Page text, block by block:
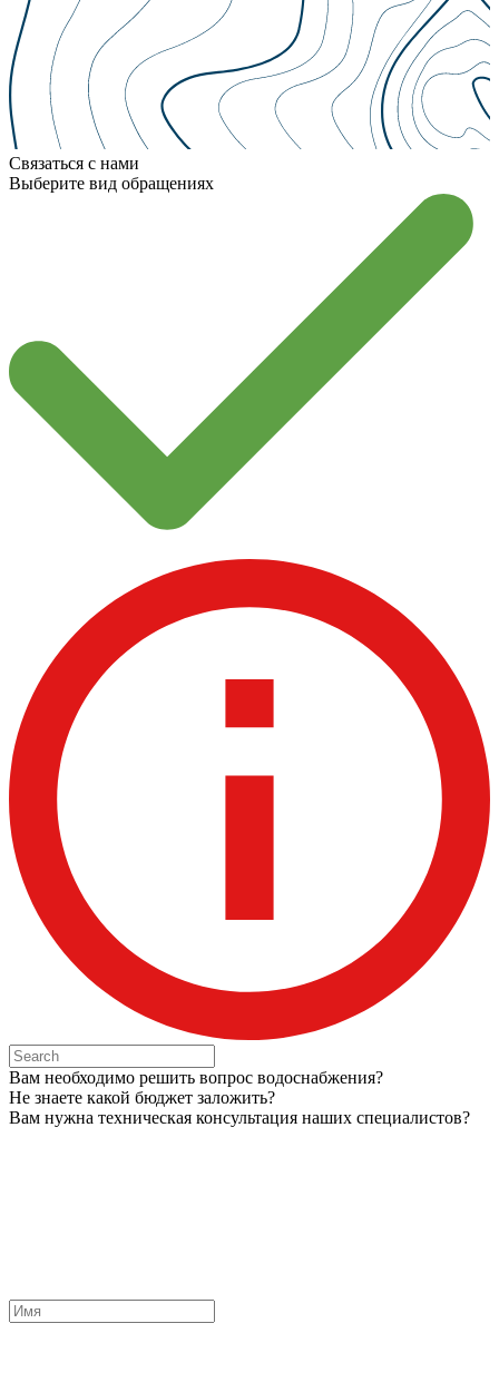
Связаться с нами
Выберите вид обращенияx
Вам необходимо решить вопрос водоснабжения?
Не знаете какой бюджет заложить?
Вам нужна техническая консультация наших специалистов?